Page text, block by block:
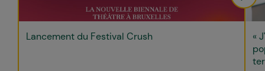
Lancement du Festival Crush
«